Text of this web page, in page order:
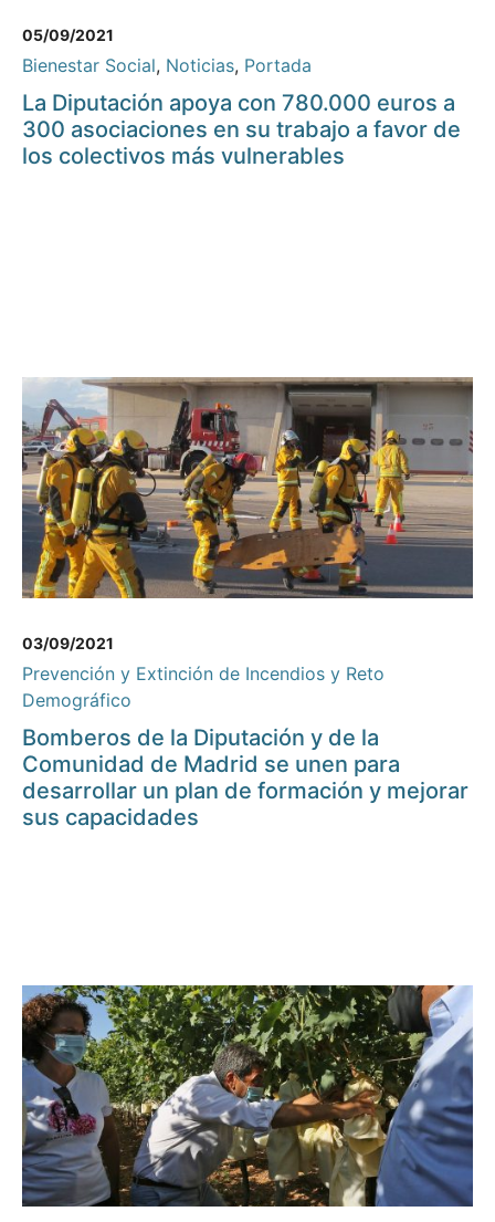
05/09/2021
Bienestar Social, Noticias, Portada
La Diputación apoya con 780.000 euros a
300 asociaciones en su trabajo a favor de
los colectivos más vulnerables
03/09/2021
Prevención y Extinción de Incendios y Reto
Demográfico
Bomberos de la Diputación y de la
Comunidad de Madrid se unen para
desarrollar un plan de formación y mejorar
sus capacidades